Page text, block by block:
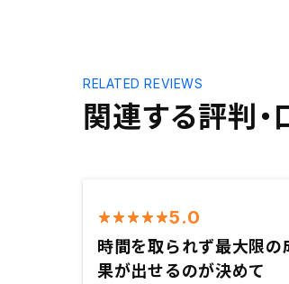
関連する評判・
RELATED REVIEWS
5.0
時間を取られず最大限の
果が出せるのが決めて